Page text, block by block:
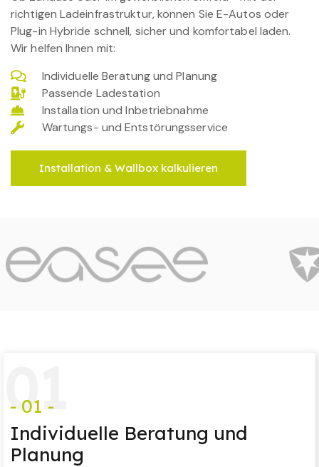
richtigen Ladeinfrastruktur, können Sie E-Autos oder
Plug-in Hybride schnell, sicher und komfortabel laden.
Wir helfen Ihnen mit:
Individuelle Beratung und Planung
Passende Ladestation
Installation und Inbetriebnahme
Wartungs- und Entstörungsservice
Installation & Wallbox kalkulieren
01
- 01 -
Individuelle Beratung und
Planung